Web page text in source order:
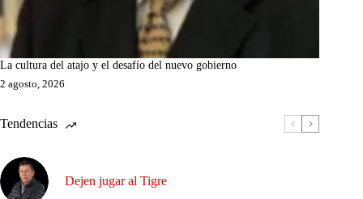
La cultura del atajo y el desafío del nuevo gobierno
2 agosto, 2026
Tendencias
Dejen jugar al Tigre